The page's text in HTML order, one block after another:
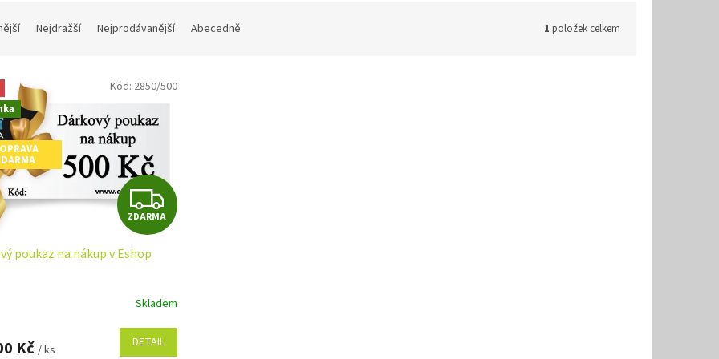
Nejdražší Nejprodávanější Abecedně 1 položek celkem
Z
D
R
M
ZDARMA
poukaz na nákup v Eshop
Skladem
Kč/ ks DETAIL
Kód: 2850/500